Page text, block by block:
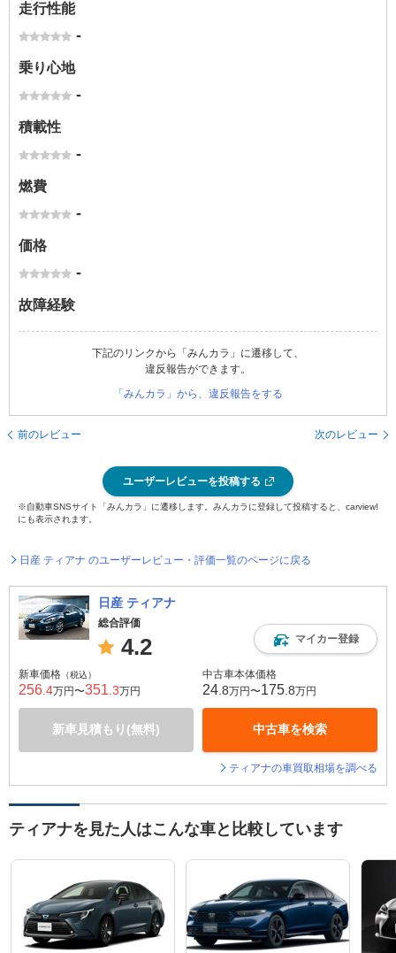
走行性能
-
乗り心地
-
積載性
-
燃費
-
価格
-
故障経験
下記のリンクから「みんカラ」に遷移して、
違反報告ができます。
「みんカラ」から、違反報告をする
前のレビュー 次のレビュー
ユーザーレビューを投稿する
※自動車SNSサイト「みんカラ」に遷移します。みんカラに登録して投稿すると、carview!
にも表示されます。
日産 ティアナ のユーザーレビュー・評価一覧のページに戻る
日産 ティアナ
総合評価
4.2 マイカー登録
新車価格 （税込）
256 .4万円〜351 .3万円
新車見積もり(無料)
中古車本体価格
24 .8万円〜175 .8万円
中古車を検索
ティアナの車買取相場を調べる
ティアナを見た人はこんな車と比較しています